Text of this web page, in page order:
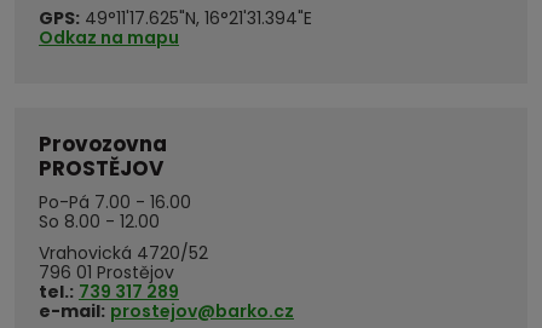
GPS: 49°11'17.625"N, 16°21'31.394"E
Odkaz na mapu
Provozovna
PROSTĚJOV
Po-Pá 7.00 - 16.00
So 8.00 - 12.00
Vrahovická 4720/52
796 01 Prostějov
tel.: 739 317 289
e-mail: prostejov@barko.cz